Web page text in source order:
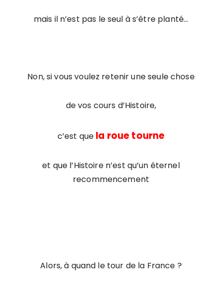
mais il n’est pas le seul à s’être planté…
Non, si vous voulez retenir une seule chose
de vos cours d’Histoire,
c’est que la roue tourne
et que l’Histoire n’est qu’un éternel
recommencement
Alors, à quand le tour de la France ?